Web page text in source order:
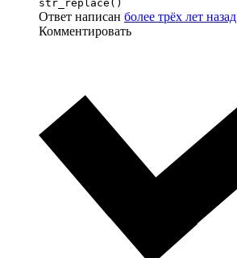
str_replace()
Ответ написан более трёх лет назад
Комментировать